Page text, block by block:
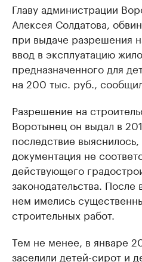
Главу администрации
Алексея Солдатова,
при выдаче разрешения
ввод в эксплуатацию
предназначенного для
на 200 тыс. руб.,
Разрешение на
Воротынец он выдал в
последствие
документация не
действующего
законодательства. После
нем имелись
строительных работ.
Тем не менее, в январе
заселили детей-сирот и